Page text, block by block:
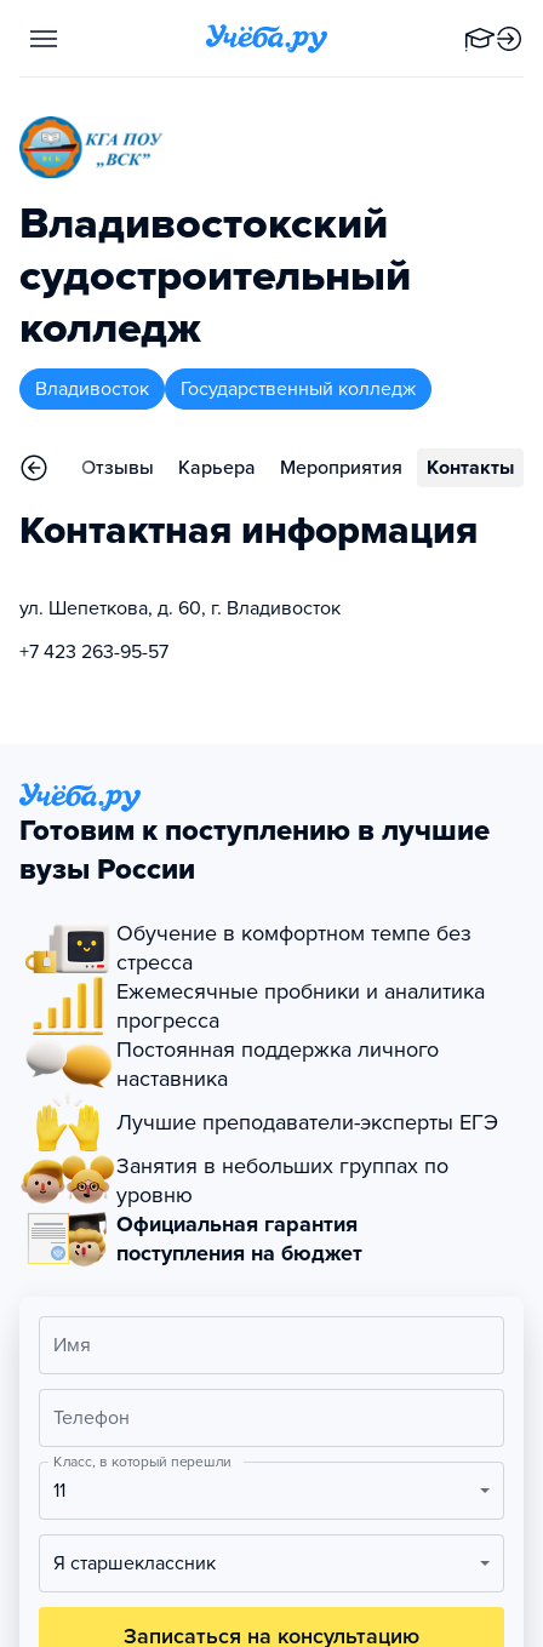
Владивостокский
судостроительный
колледж
Владивосток Государственный колледж
Отзывы Карьера Мероприятия Контакты
Контактная информация
ул. Шепеткова, д. 60, г. Владивосток
+7 423 263-95-57
Готовим к поступлению в лучшие
вузы России
Обучение в комфортном темпе без
стресса
Ежемесячные пробники и аналитика
прогресса
Постоянная поддержка личного
наставника
Лучшие преподаватели-эксперты ЕГЭ
Занятия в небольших группах по
уровню
Официальная гарантия
поступления на бюджет
Имя
Телефон
Класс, в который перешли
11
Я старшеклассник
Записаться на консультацию